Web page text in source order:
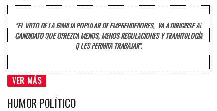
"EL VOTO DE LA FAMILIA POPULAR DE EMPRENDEDORES, VA A DIRIGIRSE AL
CANDIDATO QUE OFREZCA MENOS, MENOS REGULACIONES Y TRAMITOLOGÍA
Q LES PERMITA TRABAJAR".
VER MÁS
HUMOR POLÍTICO